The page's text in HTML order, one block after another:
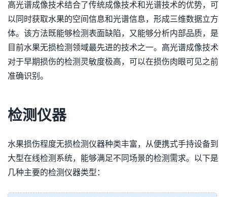
高光谱成像技术结合了传统成像技术和光谱技术的优势，可
以同时获取水果的空间信息和光谱信息，形成三维数据立方
体。该方法既能够检测表面缺陷，又能够分析内部品质，是
目前水果无损检测领域最先进的技术之一。高光谱成像技术
对于早期损伤的检测灵敏度极高，可以在损伤肉眼可见之前
准确识别。
检测仪器
水果损伤程度无损检测仪器种类丰富，从便携式手持设备到
大型在线检测系统，能够满足不同场景的检测需求。以下是
几种主要的检测仪器类型：